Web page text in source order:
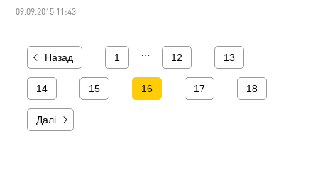
09.09.2015 11:43
Назад 1 12 13
14 15 16 17 18
Далі